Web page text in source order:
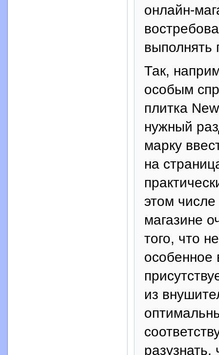
онлайн-
выполнять
Так,
особым
плитка
нужный
марку
на
этом
магазине
того, что
особенное
из